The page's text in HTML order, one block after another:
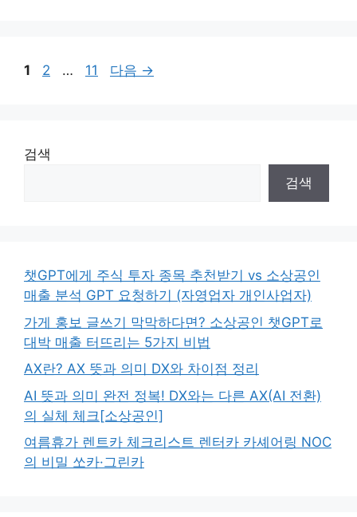
페
1
페
2 …
페
11 다음 →
검색
검색
챗GPT에게 주식 투자 종목 추천받기 vs 소상공인
매출 분석 GPT 요청하기 (자영업자 개인사업자)
가게 홍보 글쓰기 막막하다면? 소상공인 챗GPT로
대박 매출 터뜨리는 5가지 비법
AX란? AX 뜻과 의미 DX와 차이점 정리
AI 뜻과 의미 완전 정복! DX와는 다른 AX(AI 전환)
의 실체 체크[소상공인]
여름휴가 렌트카 체크리스트 렌터카 카셰어링 NOC
의 비밀 쏘카·그린카